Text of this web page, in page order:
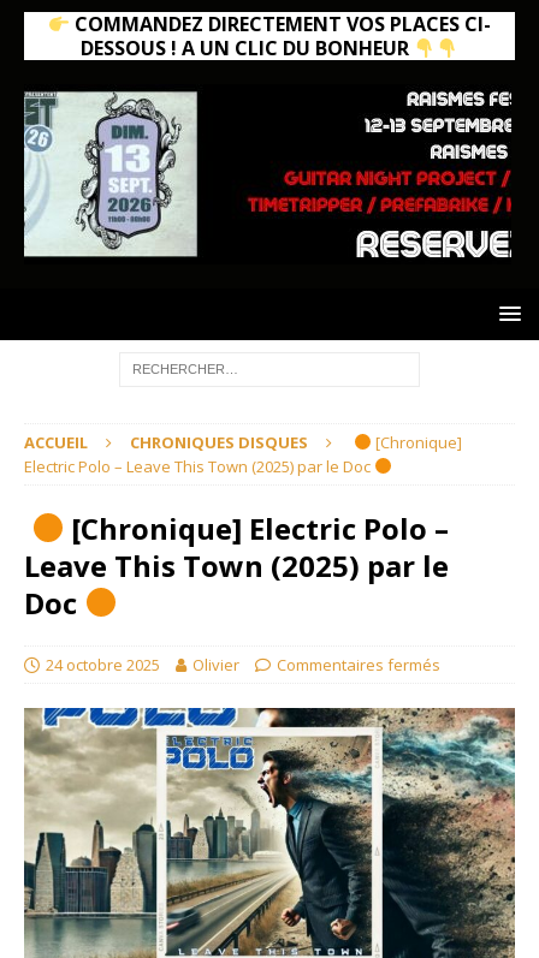
COMMANDEZ DIRECTEMENT VOS PLACES CI-
DESSOUS ! A UN CLIC DU BONHEUR
ACCUEIL CHRONIQUES DISQUES
[Chronique]
Electric Polo – Leave This Town (2025) par le Doc
[Chronique] Electric Polo –
Leave This Town (2025) par le
Doc
24 octobre 2025 Olivier Commentaires fermés